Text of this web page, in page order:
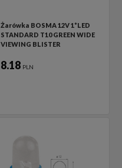
Żarówka BOSMA 12V 1*LED
STANDARD T10 GREEN WIDE
VIEWING BLISTER
8.18 PLN